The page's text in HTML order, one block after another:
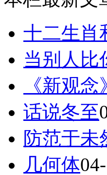
十二生肖
当别人比
《新观
话说冬至
防范于
几何体